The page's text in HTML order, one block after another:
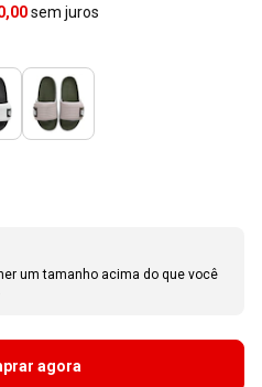
sem juros
um tamanho acima do que você
agora